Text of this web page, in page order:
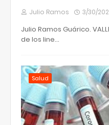
Julio Ramos 3/30/
Julio Ramos Guárico.
de los line…
Salud